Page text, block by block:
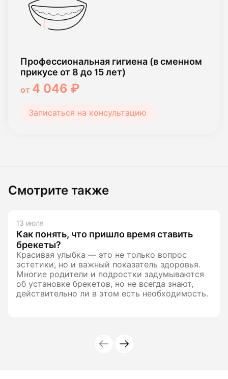
Профессиональная гигиена (в сменном
прикусе от 8 до 15 лет)
от 4 046 ₽
Записаться на консультацию
Смотрите также
13 июля
Как понять, что пришло время ставить
брекеты?
Красивая улыбка — это не только вопрос
эстетики, но и важный показатель здоровья.
Многие родители и подростки задумываются
об установке брекетов, но не всегда знают,
действительно ли в этом есть необходимость.